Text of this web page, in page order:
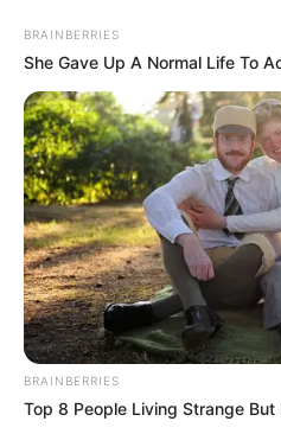
BRAINBERRIES
She Gave Up A Normal Life To
BRAINBERRIES
Top 8 People Living Strange